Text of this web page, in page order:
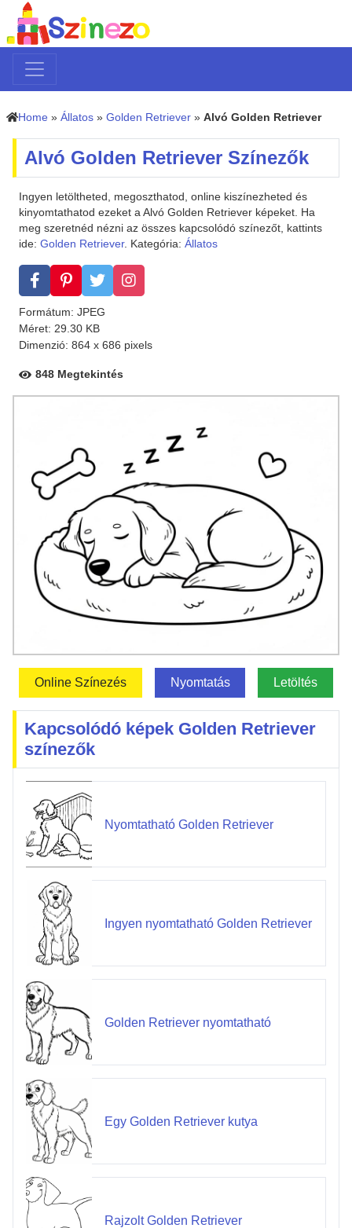
Home » Állatos » Golden Retriever » Alvó Golden Retriever
Alvó Golden Retriever Színezők
Ingyen letöltheted, megoszthatod, online kiszínezheted és
kinyomtathatod ezeket a Alvó Golden Retriever képeket. Ha
meg szeretnéd nézni az összes kapcsolódó színezőt, kattints
ide: Golden Retriever. Kategória: Állatos
Formátum: JPEG
Méret: 29.30 KB
Dimenzió: 864 x 686 pixels
848 Megtekintés
Online Színezés Nyomtatás Letöltés
Kapcsolódó képek Golden Retriever
színezők
Nyomtatható Golden Retriever
Ingyen nyomtatható Golden Retriever
Golden Retriever nyomtatható
Egy Golden Retriever kutya
Rajzolt Golden Retriever